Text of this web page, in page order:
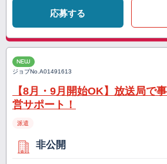
応募する
NEW
ジョブNo.A01491613
【8月・9月開始OK】放送局で
営サポート！
派遣
非公開